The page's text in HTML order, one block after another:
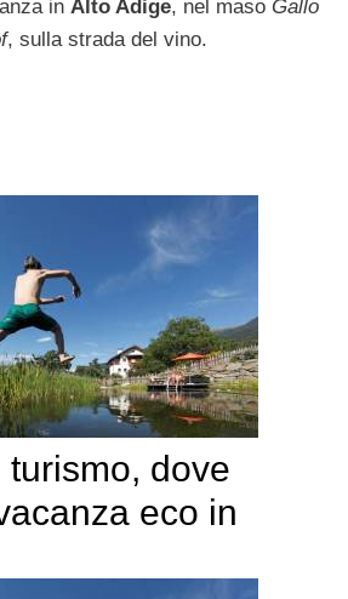
in Alto Adige, nel maso Gallo
, sulla strada del vino.
dove
eco in